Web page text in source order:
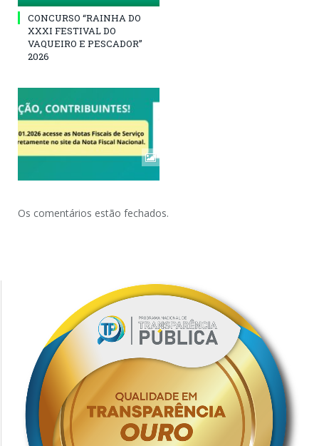
CONCURSO “RAINHA DO
XXXI FESTIVAL DO
VAQUEIRO E PESCADOR”
2026
Os comentários estão fechados.